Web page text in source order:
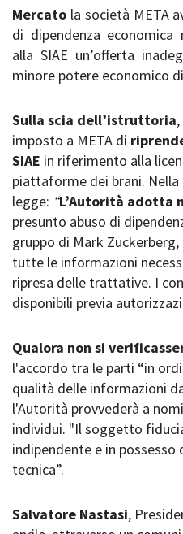
Mercato la società META
di dipendenza
alla SIAE un’offerta
minore potere economico
Sulla scia dell’istruttoria
imposto a META di
SIAE in riferimento alla
piattaforme dei brani.
legge: “L’Autorità adotta
presunto abuso di
gruppo di Mark
tutte le informazioni
ripresa delle trattative. I
disponibili previa
Qualora non si
l'accordo tra le parti “in
qualità delle informazioni
l'Autorità provvederà a
individui. "Il soggetto
indipendente e in
tecnica”.
Salvatore Nastasi,